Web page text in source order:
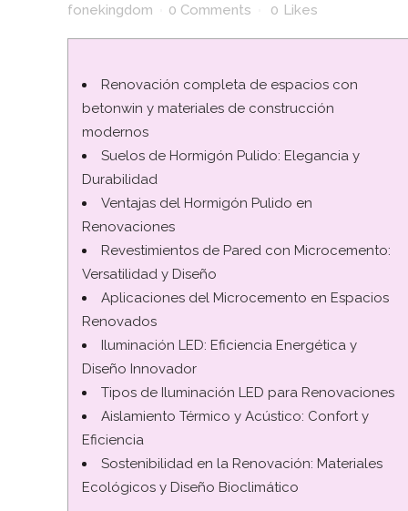
fonekingdom
0 Comments 0 Likes
Renovación completa de espacios con
betonwin y materiales de construcción
modernos
Suelos de Hormigón Pulido: Elegancia y
Durabilidad
Ventajas del Hormigón Pulido en
Renovaciones
Revestimientos de Pared con Microcemento:
Versatilidad y Diseño
Aplicaciones del Microcemento en Espacios
Renovados
Iluminación LED: Eficiencia Energética y
Diseño Innovador
Tipos de Iluminación LED para Renovaciones
Aislamiento Térmico y Acústico: Confort y
Eficiencia
Sostenibilidad en la Renovación: Materiales
Ecológicos y Diseño Bioclimático